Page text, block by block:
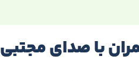
آل‌عمران با صدای مجتبی